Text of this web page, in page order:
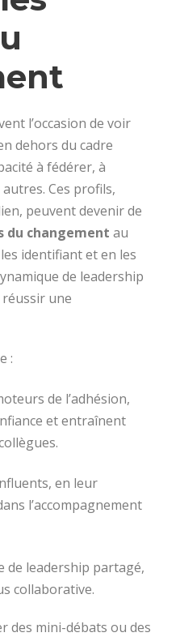
l’occasion de voir
dehors du cadre
à fédérer, à
Ces profils,
peuvent devenir de
du changement au
identifiant et en les
de leadership
une
:
de l’adhésion,
et entraînent
en leur
l’accompagnement
de leadership partagé,
collaborative.
des mini-débats ou des